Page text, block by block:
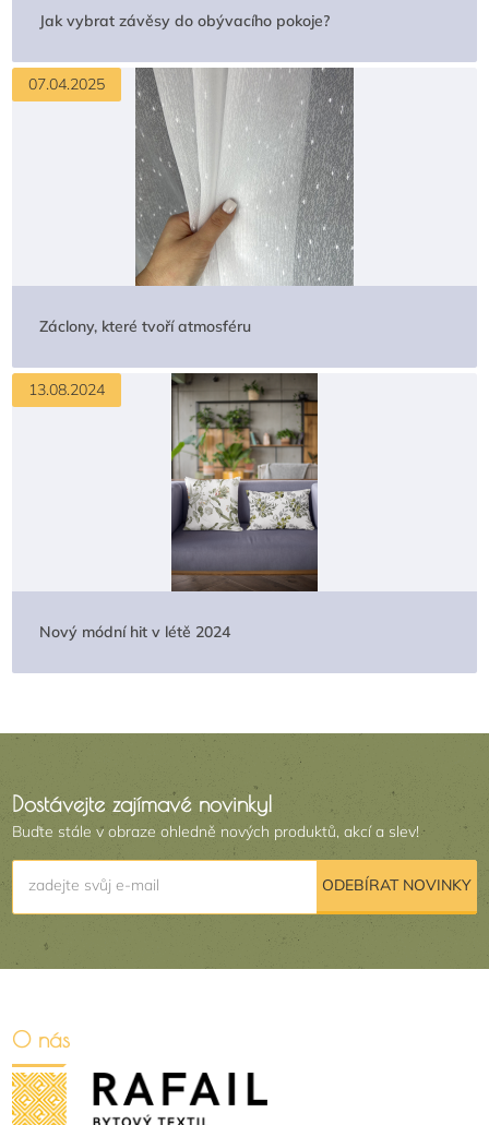
Jak vybrat závěsy do obývacího pokoje?
07.04.2025
Záclony, které tvoří atmosféru
13.08.2024
Nový módní hit v létě 2024
Dostávejte zajímavé novinky!
Buďte stále v obraze ohledně nových produktů, akcí a slev!
zadejte svůj e-mail ODEBÍRAT NOVINKY
O nás